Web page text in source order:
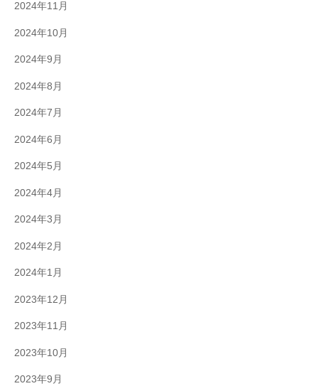
2024年11月
2024年10月
2024年9月
2024年8月
2024年7月
2024年6月
2024年5月
2024年4月
2024年3月
2024年2月
2024年1月
2023年12月
2023年11月
2023年10月
2023年9月